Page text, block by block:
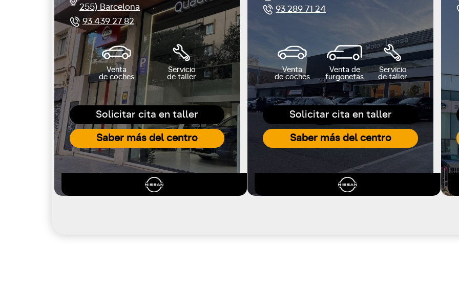
Solicitar cita en taller
Saber más del centro
255) Barcelona
93 439 27 82
Venta
de coches
Servicio
de taller
Solicitar cita en taller
Saber más del centro
93 289 71 24
Venta
de coches
Venta de
furgonetas
Servicio
de taller